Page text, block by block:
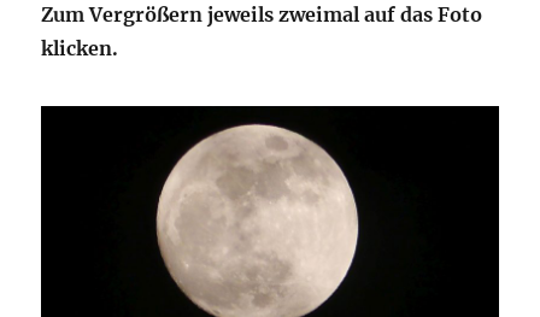
Zum Vergrößern jeweils zweimal auf das Foto
klicken.